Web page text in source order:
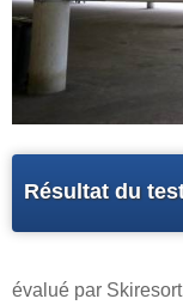
Résultat du
évalué par